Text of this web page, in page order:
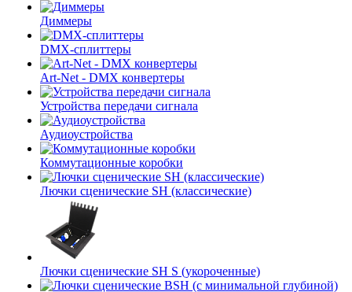
Диммеры
DMX-сплиттеры
Art-Net - DMX конвертеры
Устройства передачи сигнала
Аудиоустройства
Коммутационные коробки
Лючки сценические SH (классические)
Лючки сценические SH S (укороченные)